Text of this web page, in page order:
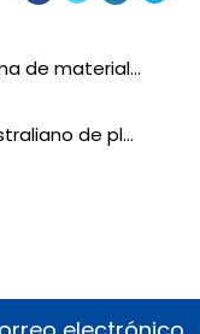
la construcción de complejos comerciales en Malasia
inicia el viaje del envío por lotes